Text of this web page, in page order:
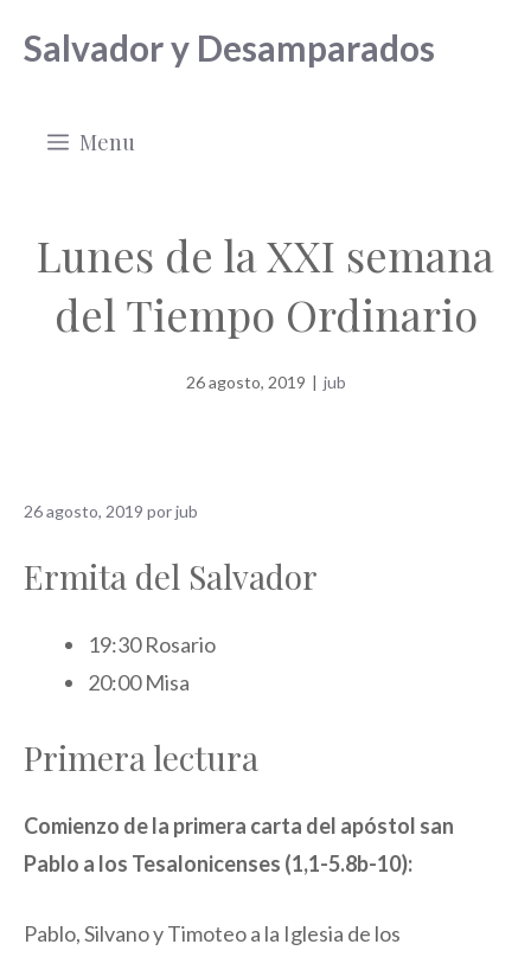
Salvador y Desamparados
Menu
Lunes de la XXI semana
del Tiempo Ordinario
26 agosto, 2019 | jub
26 agosto, 2019 porjub
Ermita del Salvador
19:30 Rosario
20:00 Misa
Primera lectura
Comienzo de la primera carta del apóstol san
Pablo a los Tesalonicenses (1,1-5.8b-10):
Pablo, Silvano y Timoteo a la Iglesia de los